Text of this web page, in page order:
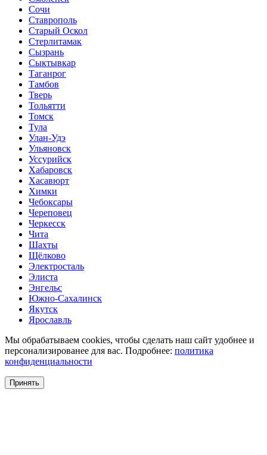
Сочи
Ставрополь
Старый Оскол
Стерлитамак
Сызрань
Сыктывкар
Таганрог
Тамбов
Тверь
Тольятти
Томск
Тула
Улан-Удэ
Ульяновск
Уссурийск
Хабаровск
Хасавюрт
Химки
Чебоксары
Череповец
Черкесск
Чита
Шахты
Щёлково
Электросталь
Элиста
Энгельс
Южно-Сахалинск
Якутск
Ярославль
Мы обрабатываем cookies, чтобы сделать наш сайт удобнее и
персонализированее для вас. Подробнее: политика
конфиденциальности
Принять